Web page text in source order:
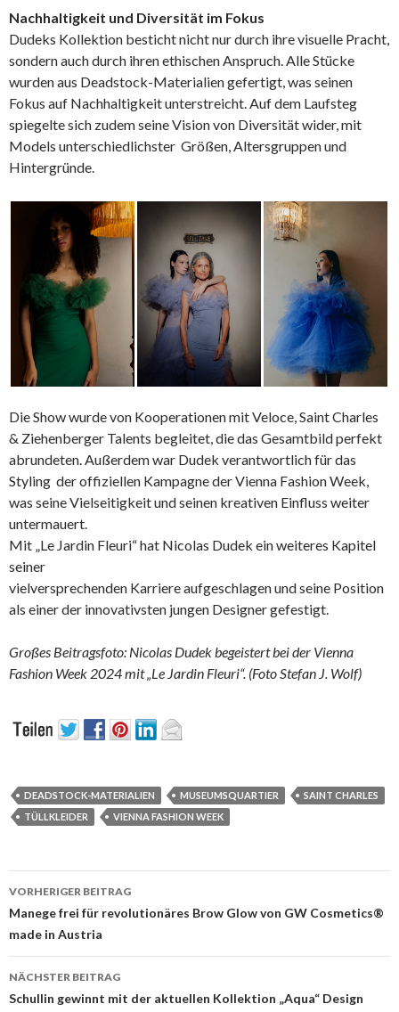
Nachhaltigkeit und Diversität im Fokus
Dudeks Kollektion besticht nicht nur durch ihre visuelle Pracht,
sondern auch durch ihren ethischen Anspruch. Alle Stücke
wurden aus Deadstock-Materialien gefertigt, was seinen
Fokus auf Nachhaltigkeit unterstreicht. Auf dem Laufsteg
spiegelte sich zudem seine Vision von Diversität wider, mit
Models unterschiedlichster Größen, Altersgruppen und
Hintergründe.
Die Show wurde von Kooperationen mit Veloce, Saint Charles
& Ziehenberger Talents begleitet, die das Gesamtbild perfekt
abrundeten. Außerdem war Dudek verantwortlich für das
Styling der offiziellen Kampagne der Vienna Fashion Week,
was seine Vielseitigkeit und seinen kreativen Einfluss weiter
untermauert.
Mit „Le Jardin Fleuri“ hat Nicolas Dudek ein weiteres Kapitel
seiner
vielversprechenden Karriere aufgeschlagen und seine Position
als einer der innovativsten jungen Designer gefestigt.
Großes Beitragsfoto: Nicolas Dudek begeistert bei der Vienna
Fashion Week 2024 mit „Le Jardin Fleuri“. (Foto Stefan J. Wolf)
DEADSTOCK-MATERIALIEN MUSEUMSQUARTIER
SAINT CHARLES
TÜLLKLEIDER
VIENNA FASHION WEEK
Beitrags-
Navigation
VORHERIGER BEITRAG
Manege frei für revolutionäres Brow Glow von GW Cosmetics®
made in Austria
NÄCHSTER BEITRAG
Schullin gewinnt mit der aktuellen Kollektion „Aqua“ Design